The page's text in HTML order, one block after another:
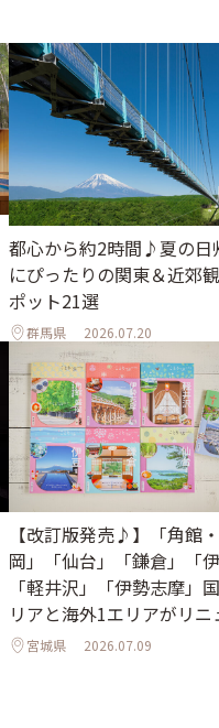
都心から約2時間♪夏の日
にぴったりの関東＆近郊
ポット21選
群馬県 2026.07.20
【改訂版発売♪】「角館
岡」「仙台」「鎌倉」「伊
「軽井沢」「伊勢志摩」
リアと海外1エリアがリニ
ル宮城県 2026.07.09